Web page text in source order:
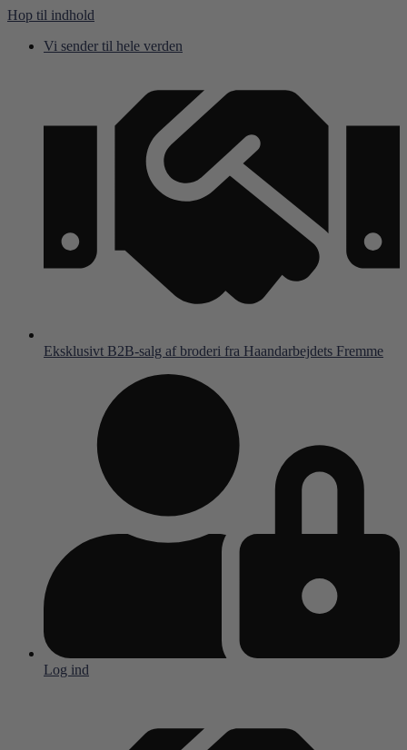
Hop til indhold
Vi sender til hele verden
Eksklusivt B2B-salg af broderi fra Haandarbejdets Fremme
Log ind